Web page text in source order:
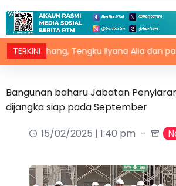
TERKINI
Pahang, Tengku Ilyana Alia dan
Bangunan baharu Jabatan
dijangka siap pada September
15/02/2025 | 1:40 pm